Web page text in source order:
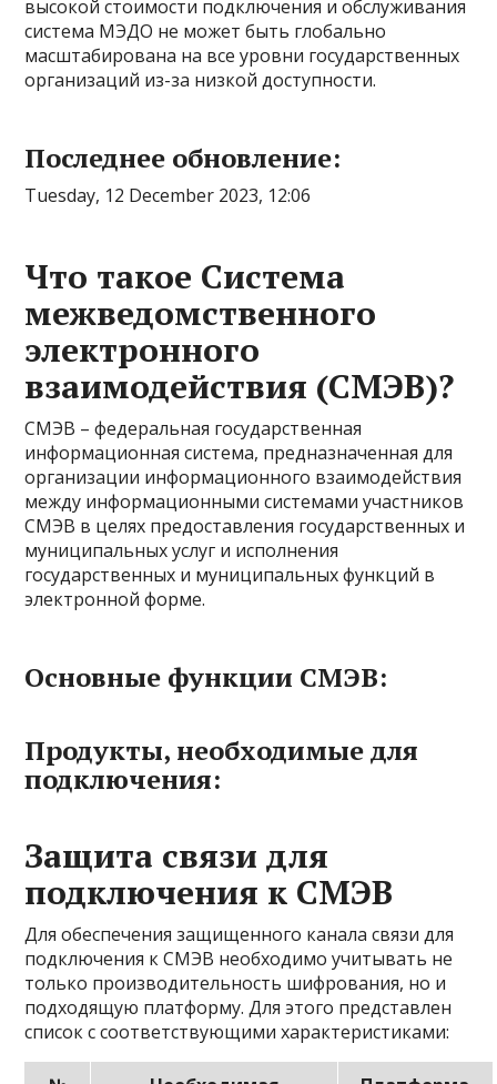
высокой стоимости подключения и обслуживания
система МЭДО не может быть глобально
масштабирована на все уровни государственных
организаций из-за низкой доступности.
Последнее обновление:
Tuesday, 12 December 2023, 12:06
Что такое Система
межведомственного
электронного
взаимодействия (СМЭВ)?
СМЭВ – федеральная государственная
информационная система, предназначенная для
организации информационного взаимодействия
между информационными системами участников
СМЭВ в целях предоставления государственных и
муниципальных услуг и исполнения
государственных и муниципальных функций в
электронной форме.
Основные функции СМЭВ:
Продукты, необходимые для
подключения:
Защита связи для
подключения к СМЭВ
Для обеспечения защищенного канала связи для
подключения к СМЭВ необходимо учитывать не
только производительность шифрования, но и
подходящую платформу. Для этого представлен
список с соответствующими характеристиками: